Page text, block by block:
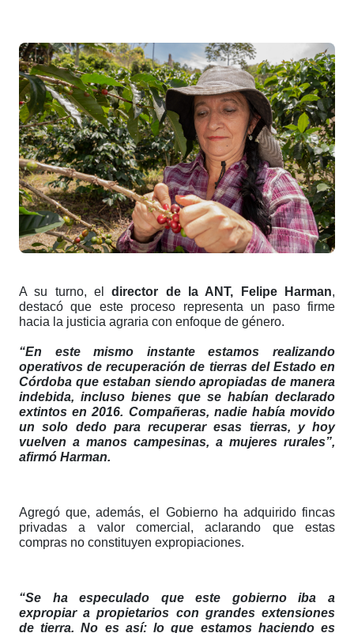
A su turno, eldirector de la ANT, Felipe Harman,
destacó que este proceso representa un paso firme
hacia la justicia agraria con enfoque de género.
“En este mismo instante estamos realizando
operativos de recuperación de tierras del Estado en
Córdoba que estaban siendo apropiadas de manera
indebida, incluso bienes que se habían declarado
extintos en 2016. Compañeras, nadie había movido
un solo dedo para recuperar esas tierras, y hoy
vuelven a manos campesinas, a mujeres rurales”,
afirmó Harman.
Agregó que, además, el Gobierno ha adquirido fincas
privadas a valor comercial, aclarando que estas
compras no constituyen expropiaciones.
“Se ha especulado que este gobierno iba a
expropiar a propietarios con grandes extensiones
de tierra. No es así: lo que estamos haciendo es